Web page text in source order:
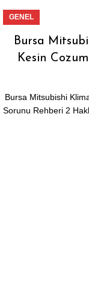
GENEL
Bursa
Kesin
Bursa Mitsubishi
Sorunu Rehberi 2